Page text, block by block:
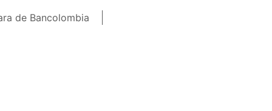
de Bancolombia